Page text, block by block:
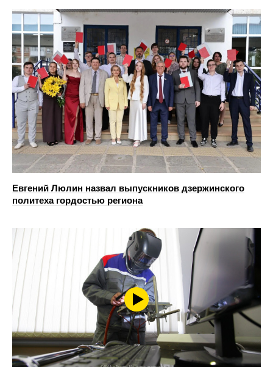
Евгений Люлин назвал выпускников дзержинского
политеха гордостью региона